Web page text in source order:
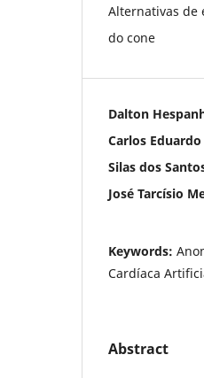
Alternativas de
do cone
Dalton
Carlos
Silas dos
José Tarcísio
Keywords:
Cardíaca
Abstract